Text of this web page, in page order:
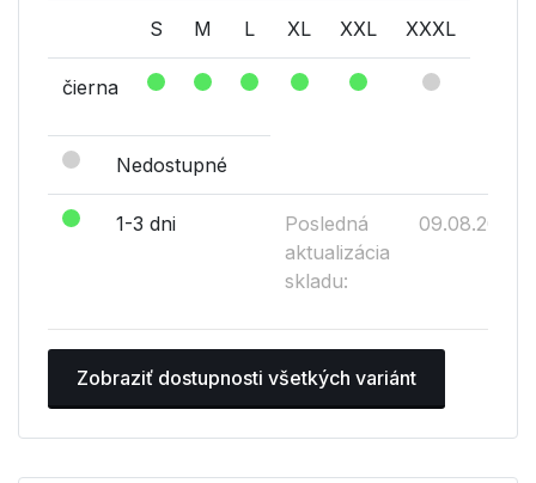
S M L XL XXL XXXL
čierna
Nedostupné
1-3 dni
Posledná
aktualizácia
skladu:
09.08.2026
Zobraziť dostupnosti všetkých variánt